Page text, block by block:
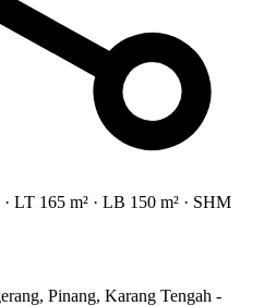
· LT 165 m² · LB 150 m² · SHM